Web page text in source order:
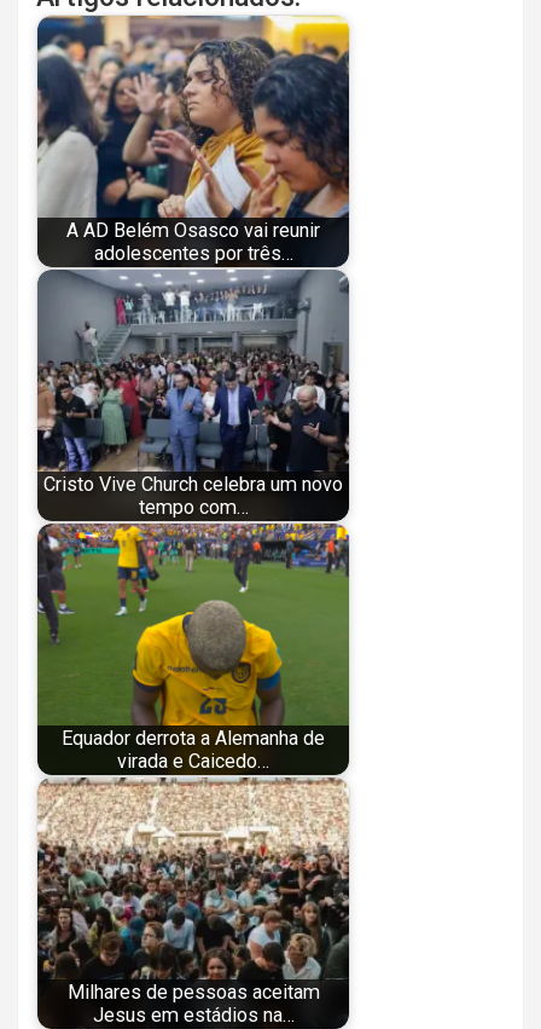
A AD Belém Osasco vai reunir
adolescentes por três…
Cristo Vive Church celebra um novo
tempo com…
Equador derrota a Alemanha de
virada e Caicedo…
Milhares de pessoas aceitam
Jesus em estádios na…